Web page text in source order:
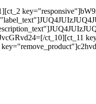
ct_1][ct_2
ct_10][ct_11